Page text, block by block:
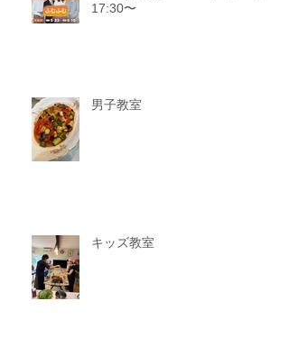
17:30〜
男子教室
キッズ教室